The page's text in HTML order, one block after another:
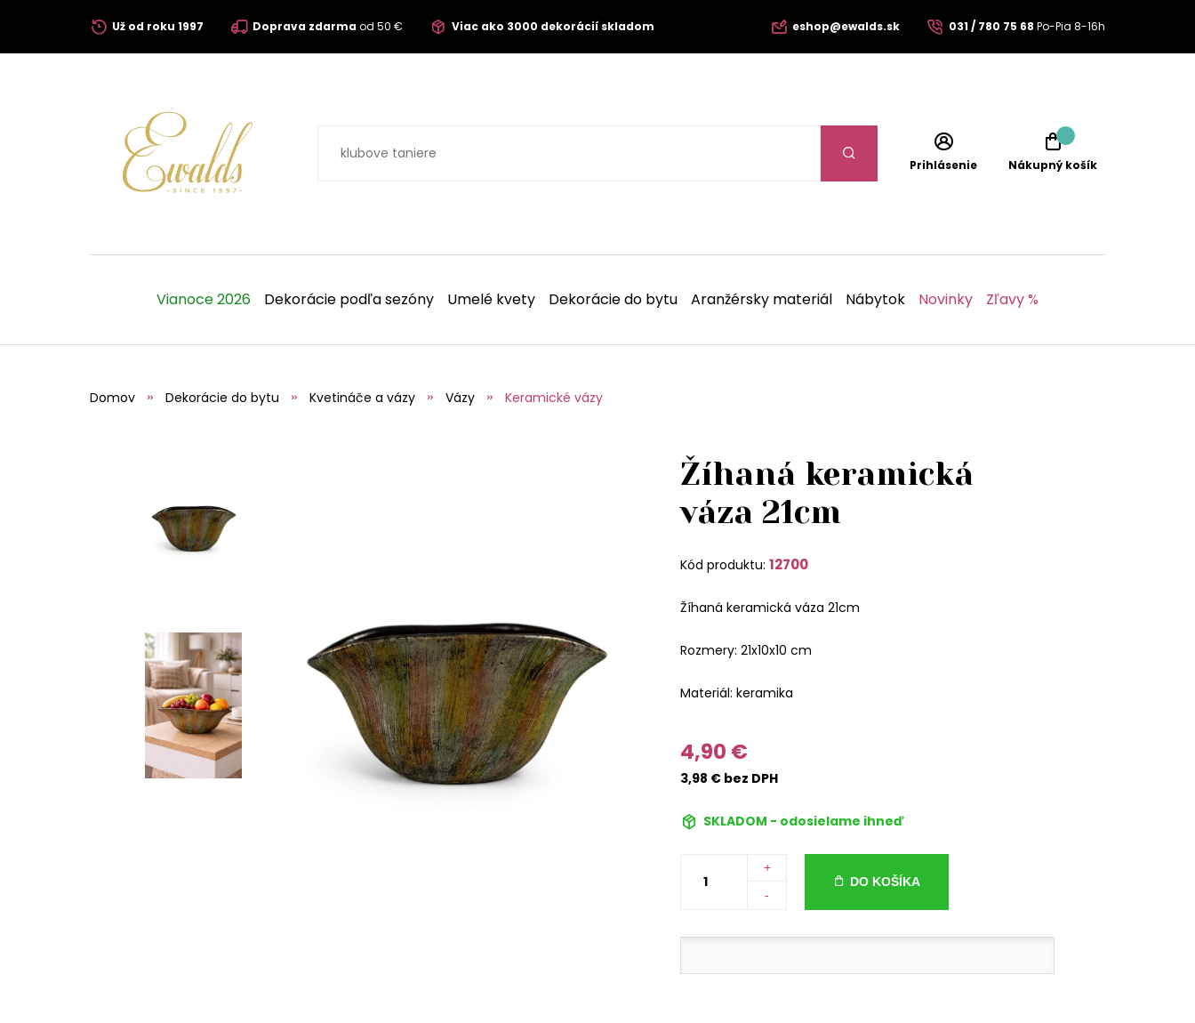
Už od roku 1997 Doprava zdarmaod 50 € Viac ako 3000 dekorácií skladom eshop@ewalds.sk 031 / 780 75 68 Po-Pia 8-16h
Prihlásenie Nákupný košík
Vianoce 2026 Dekorácie podľa sezóny Umelé kvety Dekorácie do bytu Aranžérsky materiál Nábytok Novinky Zľavy %
Domov Dekorácie do bytu Kvetináče a vázy Vázy Keramické vázy
Žíhaná keramická
váza 21cm
Kód produktu: 12700
Žíhaná keramická váza 21cm
Rozmery: 21x10x10 cm
Materiál: keramika
4,90 €
3,98 € bez DPH
SKLADOM - odosielame ihneď
+
-
DO KOŠÍKA